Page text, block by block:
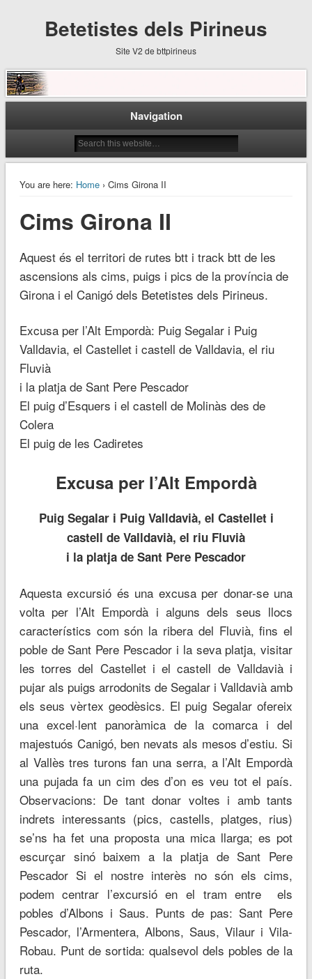
Betetistes dels Pirineus
Site V2 de bttpirineus
Navigation
You are here: Home› Cims Girona II
Cims Girona II
Aquest és el territori de rutes btt i track btt de les
ascensions als cims, puigs i pics de la província de
Girona i el Canigó dels Betetistes dels Pirineus.
Excusa per l’Alt Empordà: Puig Segalar i Puig
Valldavia, el Castellet i castell de Valldavia, el riu
Fluvià
i la platja de Sant Pere Pescador
El puig d’Esquers i el castell de Molinàs des de
Colera
El puig de les Cadiretes
Excusa per l’Alt Empordà
Puig Segalar i Puig Valldavià, el Castellet i
castell de Valldavià, el riu Fluvià
i la platja de Sant Pere Pescador
Aquesta excursió és una excusa per donar-se una
volta per l’Alt Empordà i alguns dels seus llocs
característics com són la ribera del Fluvià, fins el
poble de Sant Pere Pescador i la seva platja, visitar
les torres del Castellet i el castell de Valldavià i
pujar als puigs arrodonits de Segalar i Valldavià amb
els seus vèrtex geodèsics. El puig Segalar ofereix
una excel·lent panoràmica de la comarca i del
majestuós Canigó, ben nevats als mesos d’estiu. Si
al Vallès tres turons fan una serra, a l’Alt Empordà
una pujada fa un cim des d’on es veu tot el país.
Observacions: De tant donar voltes i amb tants
indrets interessants (pics, castells, platges, rius)
se’ns ha fet una proposta una mica llarga; es pot
escurçar sinó baixem a la platja de Sant Pere
Pescador Si el nostre interès no són els cims,
podem centrar l’excursió en el tram entre els
pobles d’Albons i Saus. Punts de pas: Sant Pere
Pescador, l’Armentera, Albons, Saus, Vilaur i Vila-
Robau. Punt de sortida: qualsevol dels pobles de la
ruta.